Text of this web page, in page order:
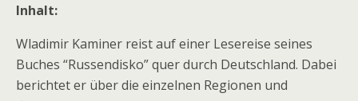
Inhalt:
Wladimir Kaminer reist auf einer Lesereise seines
Buches “Russendisko” quer durch Deutschland. Dabei
berichtet er über die einzelnen Regionen und